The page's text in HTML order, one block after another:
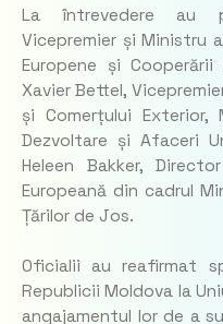
La întrevedere au
Vicepremier și Ministru
Europene și
Xavier Bettel,
și Comerțului Exterior,
Dezvoltare și Afaceri
Heleen Bakker,
Europeană din cadrul
Țărilor de Jos.
Oficialii au reafirmat
Republicii Moldova la
angajamentul lor de a